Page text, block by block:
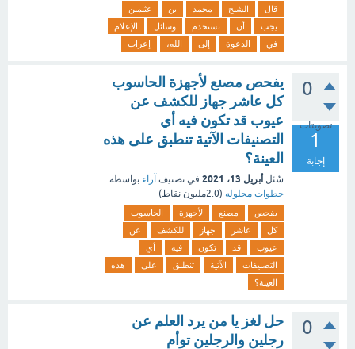
قال الشيخ محمد بن
عثيمين
يجب
أن تستخدم وسائل
الإعلام
في
الدعوة إلى الله، إعراب
0
تصويتات
1
إجابة
يفحص مصنع لأجهزة الحاسوب
كل عاشر جهاز للكشف عن
عيوب قد تكون فيه أي
التصنيفات الآتية تنطبق على هذه
العينة؟
سُئل أبريل 13، 2021 في تصنيف آراء بواسطة
خطوات محلوله (2.0مليون نقاط)
يفحص مصنع لأجهزة
الحاسوب
كل
عاشر جهاز للكشف
عن
عيوب
قد تكون فيه
أي
التصنيفات
الآتية تنطبق على
هذه
العينة؟
0
حل لغز يا من يرد العلم عن
رجلين والرجلين توأم